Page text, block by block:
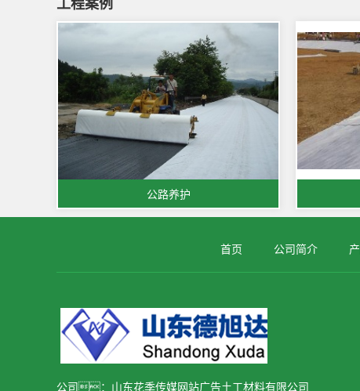
公路养护
首页 公司简介
公司：山东花季传媒网站广告土工材料有限公司